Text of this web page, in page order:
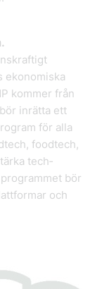
ekonomiska
kommer från
inrätta ett
för alla
foodtech,
tech­
bör
och